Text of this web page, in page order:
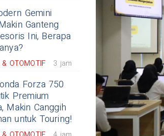
Gemini
Ganteng
Ini, Berapa
OTOMOTIF 3 jam
Forza 750
Premium
Makin Canggih
untuk Touring!